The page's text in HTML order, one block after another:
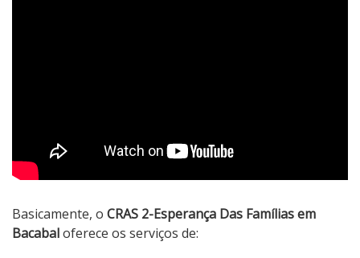
Basicamente, o CRAS 2-Esperança Das Famílias em
Bacabaloferece os serviços de: